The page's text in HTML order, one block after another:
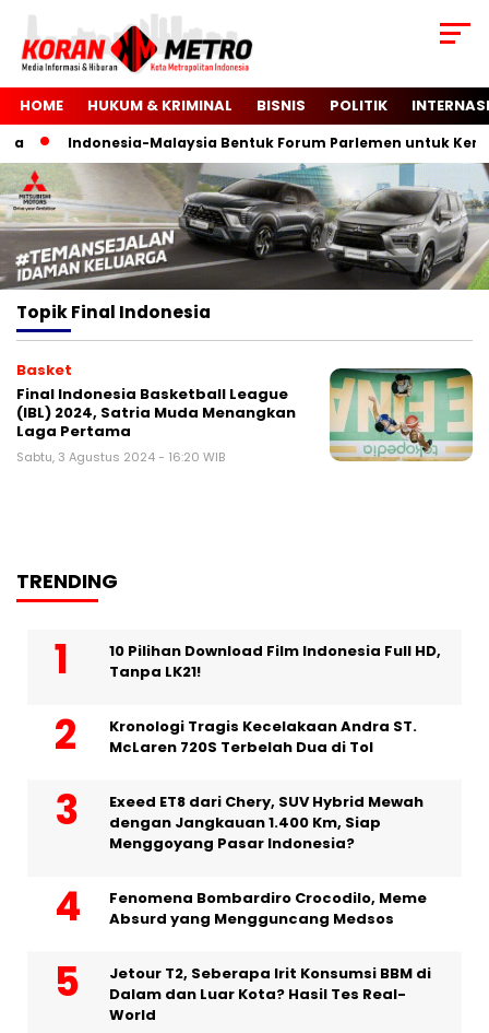
HOME HUKUM & KRIMINAL BISNIS POLITIK
Indonesia-Malaysia Bentuk Forum Parlemen untuk
TopikFinal Indonesia
Basket
Final Indonesia Basketball League
(IBL) 2024, Satria Muda Menangkan
Laga Pertama
Sabtu, 3 Agustus 2024 - 16:20 WIB
TRENDING
10 Pilihan Download Film Indonesia Full HD,
Tanpa LK21!
Kronologi Tragis Kecelakaan Andra ST.
McLaren 720S Terbelah Dua di Tol
Exeed ET8 dari Chery, SUV Hybrid Mewah
dengan Jangkauan 1.400 Km, Siap
Menggoyang Pasar Indonesia?
Fenomena Bombardiro Crocodilo, Meme
Absurd yang Mengguncang Medsos
Jetour T2, Seberapa Irit Konsumsi BBM di
Dalam dan Luar Kota? Hasil Tes Real-
World